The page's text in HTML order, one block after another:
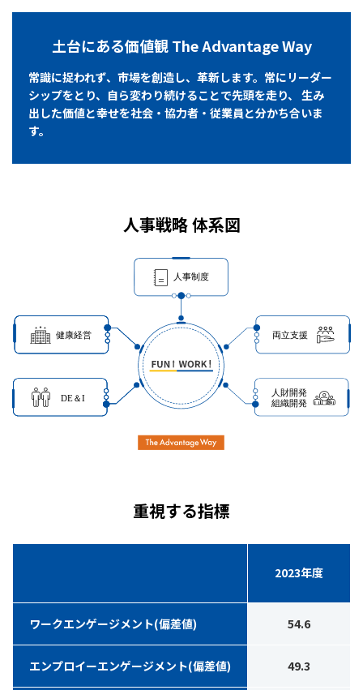
土台にある価値観 The Advantage Way
常識に捉われず、市場を創造し、革新します。常にリーダー
シップをとり、自ら変わり続けることで先頭を走り、 生み
出した価値と幸せを社会・協力者・従業員と分かち合いま
す。
人事戦略 体系図
重視する指標
2023年度
ワークエンゲージメント(偏差値) 54.6
エンプロイーエンゲージメント(偏差値) 49.3